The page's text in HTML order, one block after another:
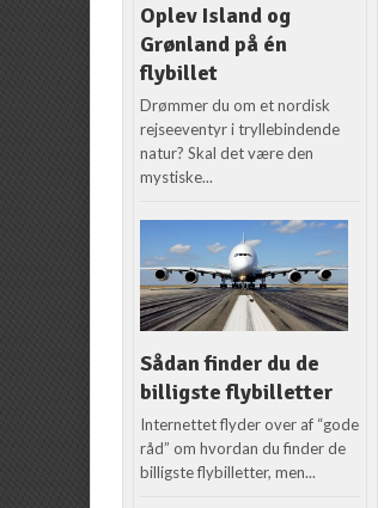
Oplev Island og
Grønland på én
flybillet
Drømmer du om et nordisk
rejseeventyr i tryllebindende
natur? Skal det være den
mystiske...
Sådan finder du de
billigste flybilletter
Internettet flyder over af “gode
råd” om hvordan du finder de
billigste flybilletter, men...